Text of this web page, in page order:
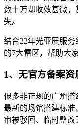
数十万却收效甚微，
失。
结合22年光亚展服
的7大雷区，帮助大
1、无官方备案
很多非正规的广州搭
最新的场馆搭建标准
审被驳回、临时整